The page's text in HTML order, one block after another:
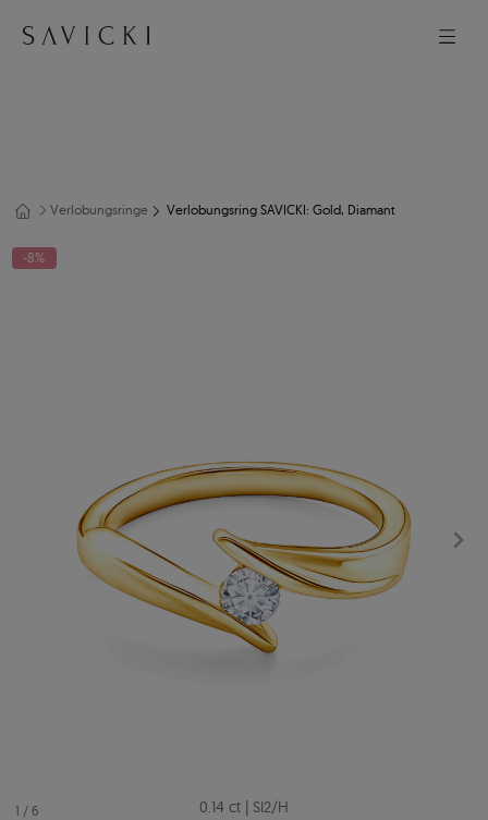
Verlobungsringe Verlobungsring SAVICKI: Gold, Diamant
1 / 6
-8%
0.14 ct | SI2/H